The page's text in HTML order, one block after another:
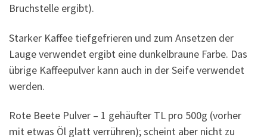
Bruchstelle ergibt).
Starker Kaffee tiefgefrieren und zum Ansetzen der
Lauge verwendet ergibt eine dunkelbraune Farbe. Das
übrige Kaffeepulver kann auch in der Seife verwendet
werden.
Rote Beete Pulver – 1 gehäufter TL pro 500g (vorher
mit etwas Öl glatt verrühren); scheint aber nicht zu